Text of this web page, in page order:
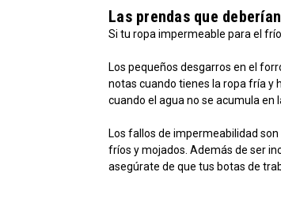
Las prendas que
Si tu ropa impermeable para el
Los pequeños desgarros en el
notas cuando tienes la ropa fría y
cuando el agua no se acumula en
Los fallos de impermeabilidad
fríos y mojados. Además de ser
asegúrate de que tus botas de